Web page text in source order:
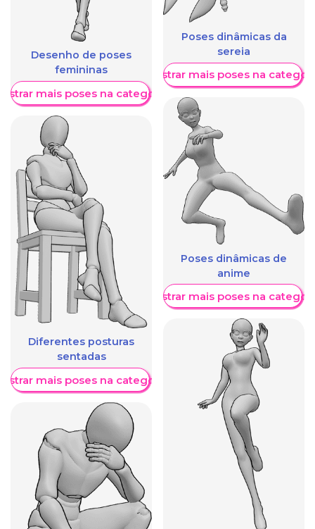
Desenho de poses
femininas
mais poses na categoria
Diferentes posturas
sentadas
mais poses na categoria
Poses dinâmicas da
sereia
Mostrar mais poses na
Poses dinâmicas de
anime
Mostrar mais poses na